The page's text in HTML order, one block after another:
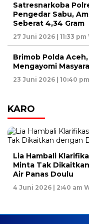
Satresnarkoba
Pengedar Sabu,
Seberat 4,34 Gram
27 Juni 2026 | 11:33 pm
Brimob Polda
Mengayomi
23 Juni 2026 | 10:40
KARO
Lia Hambali
Minta Tak
Air Panas Doulu
4 Juni 2026 | 2:40 am